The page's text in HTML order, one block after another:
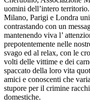
uomini dell’intero
Milano, Parigi e Londra
contrastando con un
mantenendo viva l’
prepotentemente nelle
svago ed al relax, con le
volti delle vittime e dei
spaccato della loro vita
amici e conoscenti che
stupore per il crimine
domestiche.